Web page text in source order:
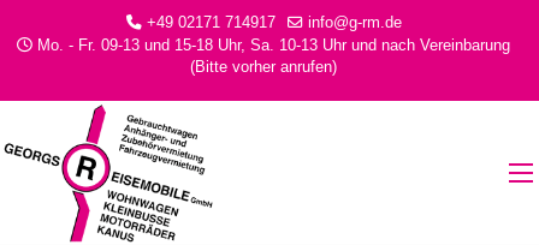
+49 02171 714917
info@g-rm.de
Mo. - Fr. 09-13 und 15-18 Uhr, Sa. 10-13 Uhr und nach Vereinbarung
(Bitte vorher anrufen)